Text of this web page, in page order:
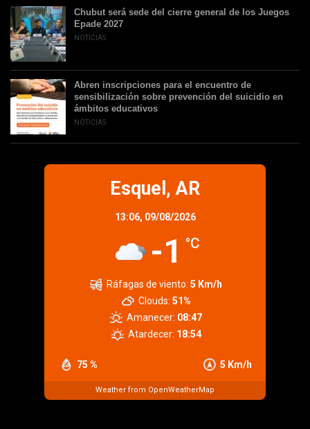
Chubut será sede del cierre general de los Juegos
Epade 2027
NOTICIAS
Abren inscripciones para el encuentro de
sensibilización sobre prevención del suicidio en
ámbitos educativos
NOTICIAS
Esquel, AR
13:06, 09/08/2026
-1 °C
75 % 5 Km/h
Ráfagas de viento: 5 Km/h
Clouds: 51%
Amanecer: 08:47
Atardecer: 18:54
Weather from OpenWeatherMap